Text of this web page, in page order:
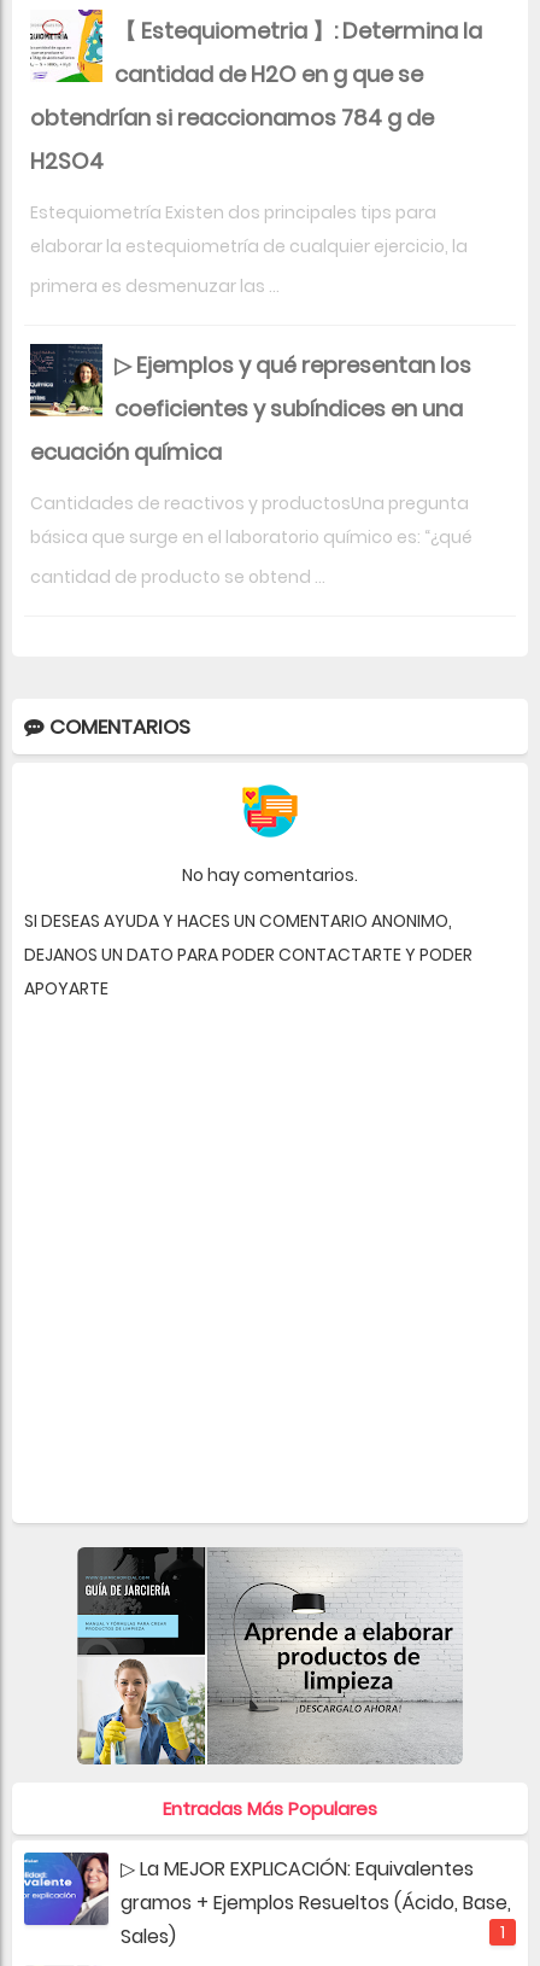
【 Estequiometria 】: Determina la
cantidad de H2O en g que se
obtendrían si reaccionamos 784 g de
H2SO4
Estequiometría Existen dos principales tips para
elaborar la estequiometría de cualquier ejercicio, la
primera es desmenuzar las ...
▷ Ejemplos y qué representan los
coeficientes y subíndices en una
ecuación química
Cantidades de reactivos y productosUna pregunta
básica que surge en el laboratorio químico es: “¿qué
cantidad de producto se obtend ...
COMENTARIOS
No hay comentarios.
SI DESEAS AYUDA Y HACES UN COMENTARIO ANONIMO,
DEJANOS UN DATO PARA PODER CONTACTARTE Y PODER
APOYARTE
Entradas Más Populares
▷ La MEJOR EXPLICACIÓN: Equivalentes
gramos + Ejemplos Resueltos (Ácido, Base,
Sales)